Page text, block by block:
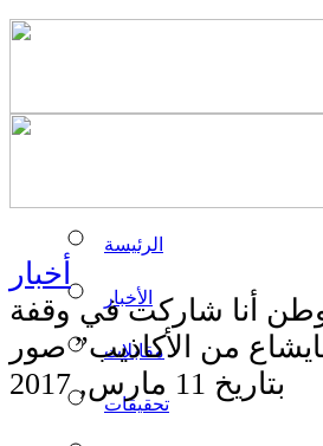
الرئيسة
الأخبار
مقابلات
تحقيقات
أخبار
أنا شاركت في وقفة
بتاريخ 11 مارس, 2017